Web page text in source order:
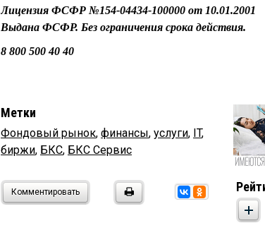
Лицензия ФСФР №154-04434-100000 от 10.01.2001
Выдана ФСФР. Без ограничения срока действия.
8 800 500 40 40
Метки
Фондовый рынок, финансы, услуги, IT,
биржи, БКС, БКС Сервис
Комментировать